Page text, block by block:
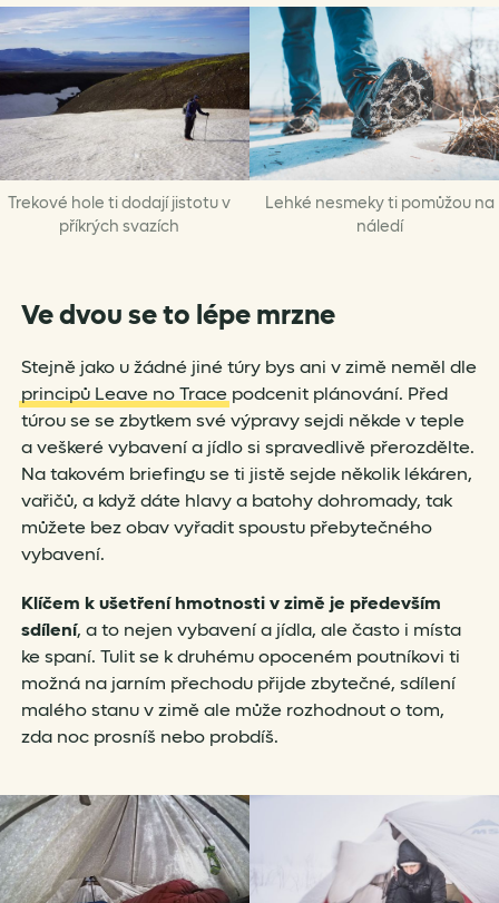
Trekové hole ti dodají jistotu v
příkrých svazích
Lehké nesmeky ti pomůžou na
náledí
Ve dvou se to lépe mrzne
Stejně jako u žádné jiné túry bys ani v zimě neměl dle
principů Leave no Tracepodcenit plánování. Před
túrou se se zbytkem své výpravy sejdi někde v teple
a veškeré vybavení a jídlo si spravedlivě přerozdělte.
Na takovém briefingu se ti jistě sejde několik lékáren,
vařičů, a když dáte hlavy a batohy dohromady, tak
můžete bez obav vyřadit spoustu přebytečného
vybavení.
Klíčem k ušetření hmotnosti v zimě je především
sdílení, a to nejen vybavení a jídla, ale často i místa
ke spaní. Tulit se k druhému opoceném poutníkovi ti
možná na jarním přechodu přijde zbytečné, sdílení
malého stanu v zimě ale může rozhodnout o tom,
zda noc prosníš nebo probdíš.